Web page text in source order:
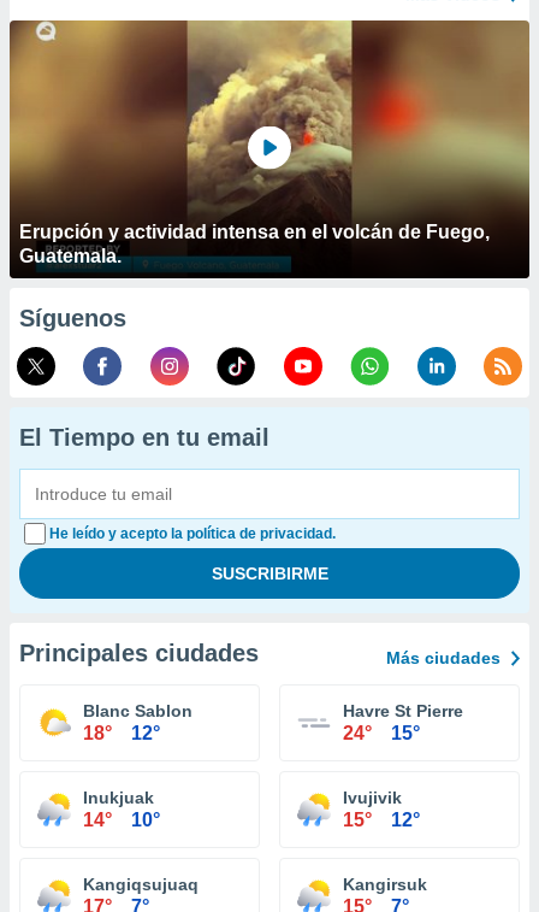
Erupción y actividad intensa en el volcán de Fuego,
Guatemala.
Síguenos
El Tiempo en tu email
He leído y acepto la política de privacidad.
Principales ciudades Más ciudades
Blanc Sablon
18° 12°
Havre St Pierre
24° 15°
Inukjuak
14° 10°
Ivujivik
15° 12°
Kangiqsujuaq
17° 7°
Kangirsuk
15° 7°